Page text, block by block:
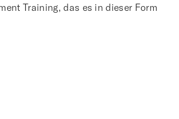
Training, das es in dieser Form